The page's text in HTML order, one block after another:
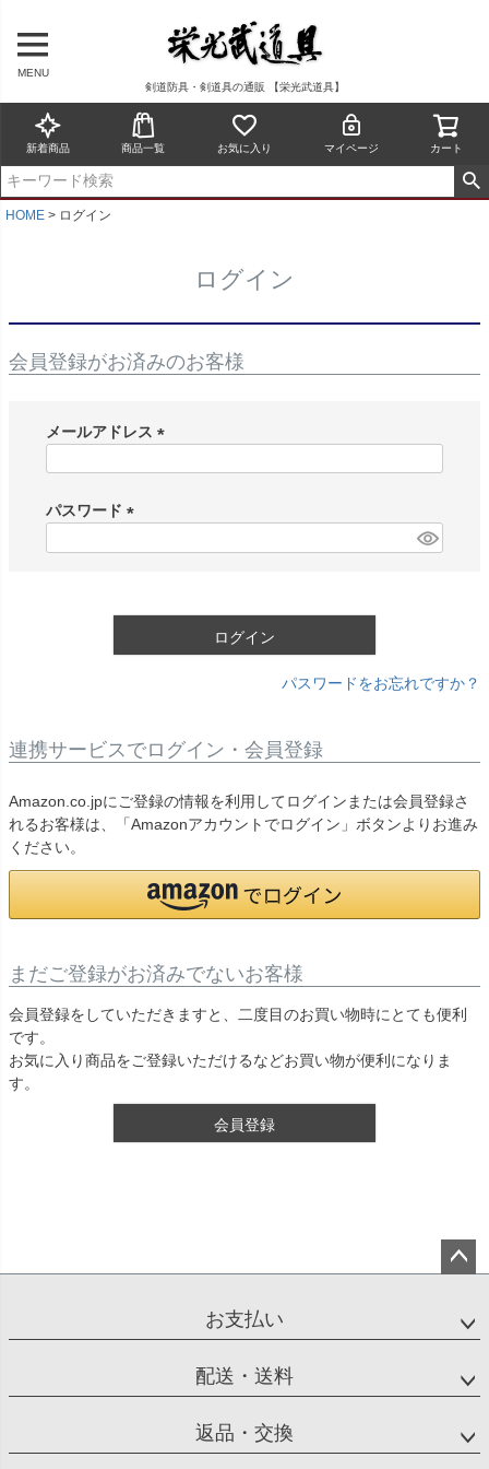
剣道防具・剣道具の通販 【栄光武道具】
MENU
新着商品 商品一覧 お気に入り マイページ カート
HOME ログイン
ログイン
会員登録がお済みのお客様
メールアドレス
)
パスワード
ログイン
パスワードをお忘れですか？
連携サービスでログイン・会員登録
Amazon.co.jpにご登録の情報を利用してログインまたは会員登録さ
れるお客様は、「Amazonアカウントでログイン」ボタンよりお進み
ください。
まだご登録がお済みでないお客様
会員登録をしていただきますと、二度目のお買い物時にとても便利
です。
お気に入り商品をご登録いただけるなどお買い物が便利になりま
す。
会員登録
ップ
お支払い
配送・送料
返品・交換